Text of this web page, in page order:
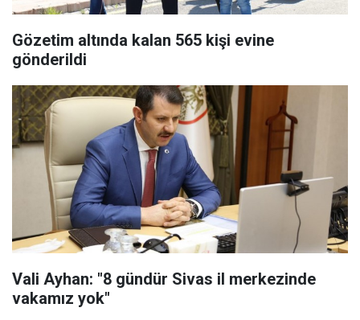
Gözetim altında kalan 565 kişi evine
gönderildi
Vali Ayhan: "8 gündür Sivas il merkezinde
vakamız yok"